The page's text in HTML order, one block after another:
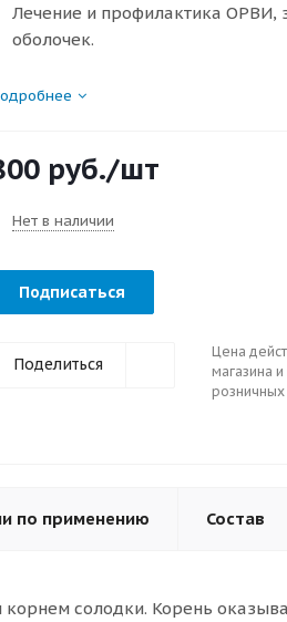
Лечение и профилактика ОРВИ,
оболочек.
руб./шт
Нет в наличии
Подписаться
Поделиться
Цена
магазина
розничных
по применению Состав
солодки. Корень